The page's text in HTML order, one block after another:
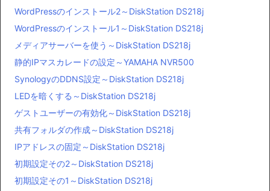
WordPressのインストール2～DiskStation DS218j
WordPressのインストール1～DiskStation DS218j
メディアサーバーを使う～DiskStation DS218j
静的IPマスカレードの設定～YAMAHA NVR500
SynologyのDDNS設定～DiskStation DS218j
LEDを暗くする～DiskStation DS218j
ゲストユーザーの有効化～DiskStation DS218j
共有フォルダの作成～DiskStation DS218j
IPアドレスの固定～DiskStation DS218j
初期設定その2～DiskStation DS218j
初期設定その1～DiskStation DS218j